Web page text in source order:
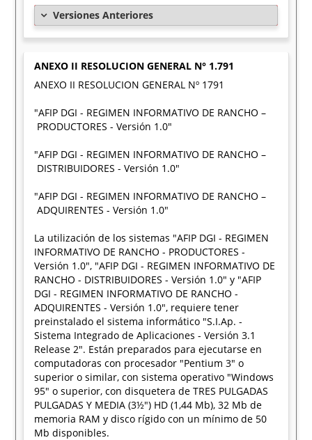
Versiones Anteriores
ANEXO II RESOLUCION GENERAL N° 1.791
ANEXO II RESOLUCION GENERAL Nº 1791
"AFIP DGI - REGIMEN INFORMATIVO DE RANCHO –
PRODUCTORES - Versión 1.0"
"AFIP DGI - REGIMEN INFORMATIVO DE RANCHO –
DISTRIBUIDORES - Versión 1.0"
"AFIP DGI - REGIMEN INFORMATIVO DE RANCHO –
ADQUIRENTES - Versión 1.0"
La utilización de los sistemas "AFIP DGI - REGIMEN
INFORMATIVO DE RANCHO - PRODUCTORES -
Versión 1.0", "AFIP DGI - REGIMEN INFORMATIVO DE
RANCHO - DISTRIBUIDORES - Versión 1.0" y "AFIP
DGI - REGIMEN INFORMATIVO DE RANCHO -
ADQUIRENTES - Versión 1.0", requiere tener
preinstalado el sistema informático "S.I.Ap. -
Sistema Integrado de Aplicaciones - Versión 3.1
Release 2". Están preparados para ejecutarse en
computadoras con procesador "Pentium 3" o
superior o similar, con sistema operativo "Windows
95" o superior, con disquetera de TRES PULGADAS
PULGADAS Y MEDIA (3½") HD (1,44 Mb), 32 Mb de
memoria RAM y disco rígido con un mínimo de 50
Mb disponibles.